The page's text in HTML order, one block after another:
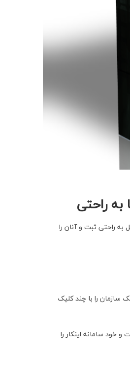
به راحتی
راحتی ثبت و آنان را
را با چند کلیک
خود سامانه اینکار را